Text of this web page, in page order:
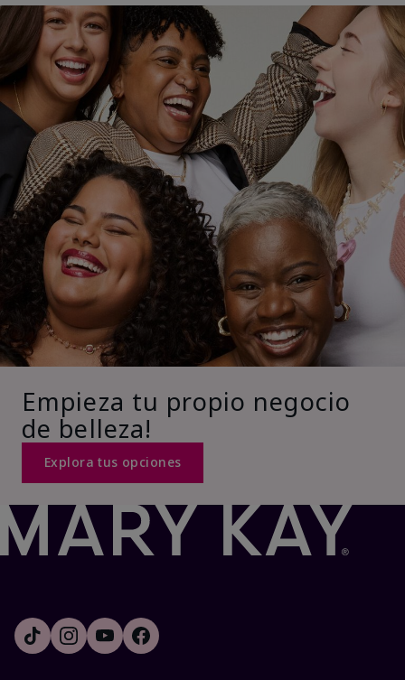
Empieza tu propio negocio
de belleza!
Explora tus opciones